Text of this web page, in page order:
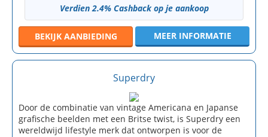
Verdien 2.4% Cashback op je aankoop
BEKIJK AANBIEDING MEER INFORMATIE
Superdry
Door de combinatie van vintage Americana en Japanse
grafische beelden met een Britse twist, is Superdry een
wereldwijd lifestyle merk dat ontworpen is voor de